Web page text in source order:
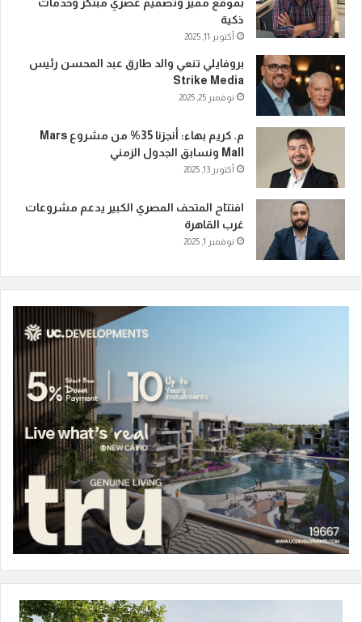
بموقع مميز وتصميم عصري مبتكر وخدمات
ذكية
أكتوبر 11, 2025
بروفايلي تنعي والد طارق عبد المحسن رئيس
Strike Media
نوفمبر 25, 2025
م. كريم بهاء: أنجزنا 35% من مشروع Mars
Mall ونسابق الجدول الزمني
أكتوبر 13, 2025
افتتاح المتحف المصري الكبير يدعم مشروعات
غرب القاهرة
نوفمبر 1, 2025